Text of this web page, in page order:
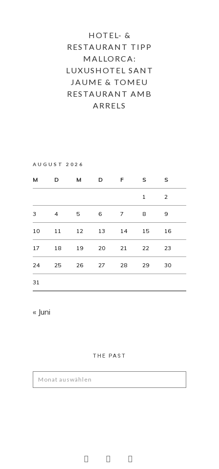
HOTEL- &
RESTAURANT TIPP
MALLORCA:
LUXUSHOTEL SANT
JAUME & TOMEU
RESTAURANT AMB
ARRELS
AUGUST 2026
M D M D F S S
1 2
3 4 5 6 7 8 9
10 11 12 13 14 15 16
17 18 19 20 21 22 23
24 25 26 27 28 29 30
31
« Juni
THE PAST
The
Past